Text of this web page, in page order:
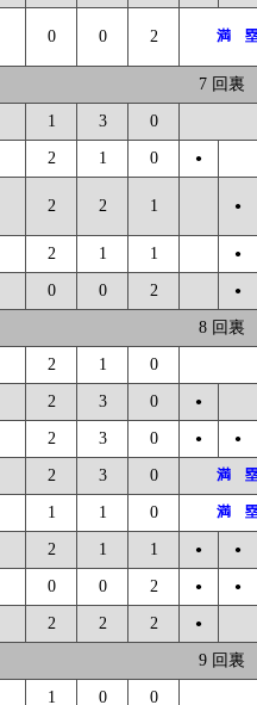
0 0 2 満
7 回裏
1 3 0
2 1 0 ●
2 2 1 ●
2 1 1 ●
0 0 2 ●
8 回裏
2 1 0
2 3 0 ●
2 3 0 ● ●
2 3 0 満
1 1 0 満
2 1 1 ● ●
0 0 2 ● ●
2 2 2 ●
9 回裏
1 0 0